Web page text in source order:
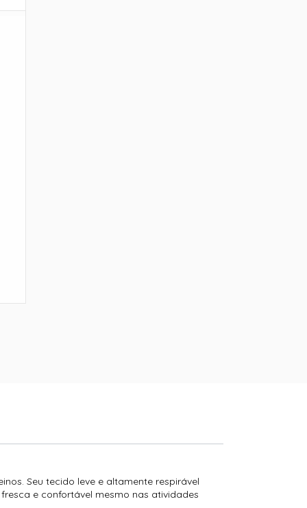
Seu tecido leve e altamente respirável
e confortável mesmo nas atividades